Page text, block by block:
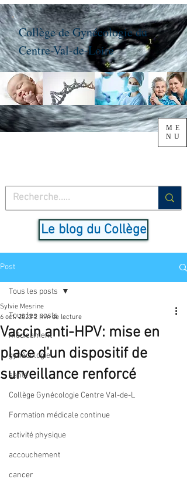
Le blog du Collège
ME
NU
Collège de Gynécologie du
Centre-Val-de-Loire
Post
Tous les posts
médicament
gynécologie
santé
Collège Gynécologie Centre Val-de-L
Formation médicale continue
activité physique
accouchement
cancer
Tous les posts
Vaccin anti-HPV: mise en
place d'un dispositif de
surveillance renforcé
Sylvie Mesrine
6 oct. 2023 2 min de lecture